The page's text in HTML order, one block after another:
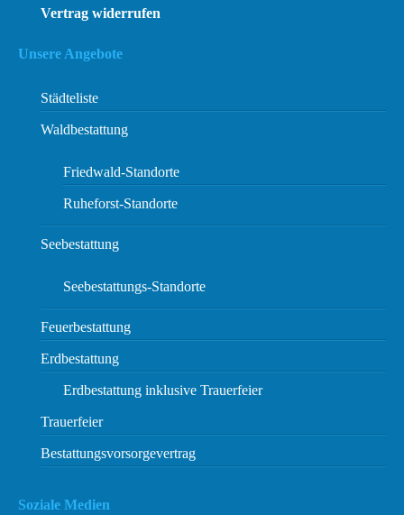
Vertrag widerrufen
Unsere Angebote
Städteliste
Waldbestattung
Friedwald-Standorte
Ruheforst-Standorte
Seebestattung
Seebestattungs-Standorte
Feuerbestattung
Erdbestattung
Erdbestattung inklusive Trauerfeier
Trauerfeier
Bestattungsvorsorgevertrag
Soziale Medien